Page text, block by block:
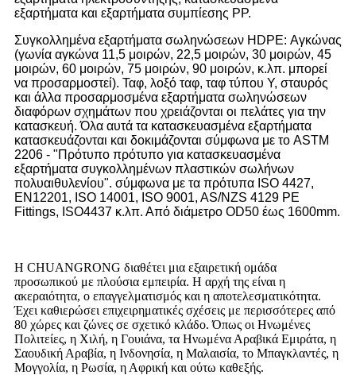
εξαρτήματα και εξαρτήματα συμπίεσης PP.
Συγκολλημένα εξαρτήματα σωληνώσεων HDPE: Αγκώνας
(γωνία αγκώνα 11,5 μοιρών, 22,5 μοιρών, 30 μοιρών, 45
μοιρών, 60 μοιρών, 75 μοιρών, 90 μοιρών, κ.λπ. μπορεί
να προσαρμοστεί). Ταφ, λοξό ταφ, ταφ τύπου Υ, σταυρός
και άλλα προσαρμοσμένα εξαρτήματα σωληνώσεων
διαφόρων σχημάτων που χρειάζονται οι πελάτες για την
κατασκευή. Όλα αυτά τα κατασκευασμένα εξαρτήματα
κατασκευάζονται και δοκιμάζονται σύμφωνα με το ASTM
2206 - "Πρότυπο πρότυπο για κατασκευασμένα
εξαρτήματα συγκολλημένων πλαστικών σωλήνων
πολυαιθυλενίου". σύμφωνα με τα πρότυπα ISO 4427,
EN12201, ISO 14001, ISO 9001, AS/NZS 4129 PE
Fittings, ISO4437 κ.λπ. Από διάμετρο OD50 έως 1600mm.
Η CHUANGRONG διαθέτει μια εξαιρετική ομάδα
προσωπικού με πλούσια εμπειρία. Η αρχή της είναι η
ακεραιότητα, ο επαγγελματισμός και η αποτελεσματικότητα.
Έχει καθιερώσει επιχειρηματικές σχέσεις με περισσότερες από
80 χώρες και ζώνες σε σχετικό κλάδο. Όπως οι Ηνωμένες
Πολιτείες, η Χιλή, η Γουιάνα, τα Ηνωμένα Αραβικά Εμιράτα, η
Σαουδική Αραβία, η Ινδονησία, η Μαλαισία, το Μπαγκλαντές, η
Μογγολία, η Ρωσία, η Αφρική και ούτω καθεξής.